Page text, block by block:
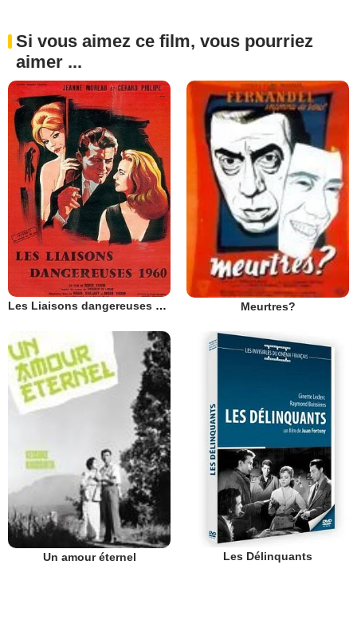
Si vous aimez ce film, vous pourriez
aimer ...
Les Liaisons dangereuses 1960 Meurtres?
Un amour éternel Les Délinquants